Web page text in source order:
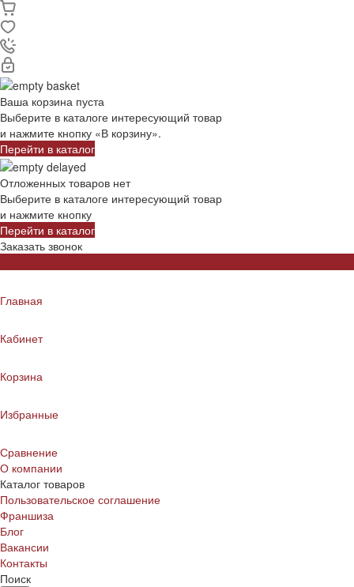
Ваша корзина пуста
Выберите в каталоге интересующий товар
и нажмите кнопку «В корзину».
Перейти в каталог
Отложенных товаров нет
Выберите в каталоге интересующий товар
и нажмите кнопку
Перейти в каталог
Заказать звонок
Главная
Кабинет
Корзина
Избранные
Сравнение
О компании
Каталог товаров
Пользовательское соглашение
Франшиза
Блог
Вакансии
Контакты
Поиск